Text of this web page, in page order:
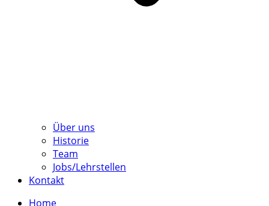
Über uns
Historie
Team
Jobs/Lehrstellen
Kontakt
Home